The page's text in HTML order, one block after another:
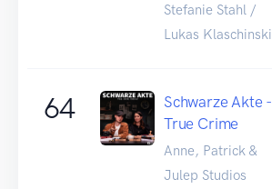
Stefanie Stahl /
Lukas Klaschinski
64
Schwarze Akte -
True Crime
Anne, Patrick &
Julep Studios